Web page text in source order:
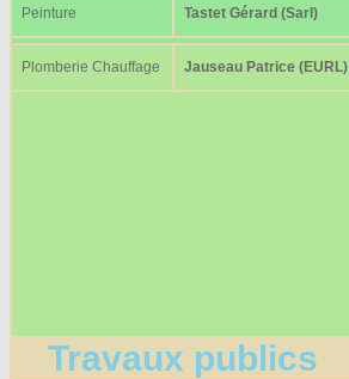
Peinture Tastet Gérard (Sarl)
Plomberie Chauffage Jauseau Patrice (EURL)
Travaux publics